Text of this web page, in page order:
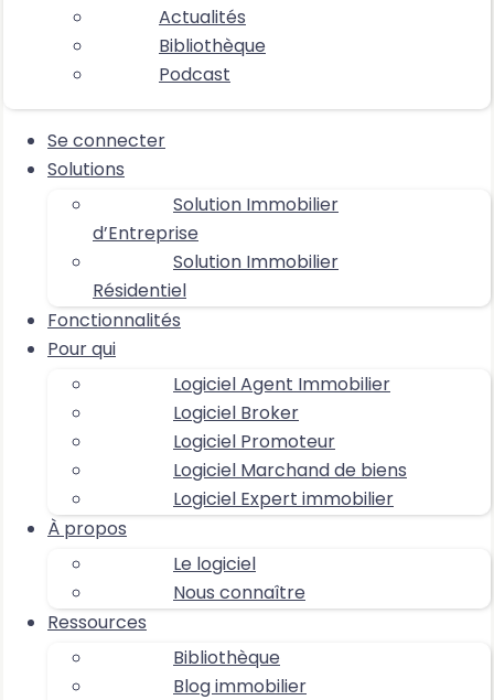
Actualités
Bibliothèque
Podcast
Se connecter
Solutions
Solution Immobilier
d’Entreprise
Solution Immobilier
Résidentiel
Fonctionnalités
Pour qui
Logiciel Agent Immobilier
Logiciel Broker
Logiciel Promoteur
Logiciel Marchand de biens
Logiciel Expert immobilier
À propos
Le logiciel
Nous connaître
Ressources
Bibliothèque
Blog immobilier